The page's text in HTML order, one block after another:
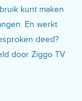
kunt maken
En werkt
deed?
door Ziggo TV